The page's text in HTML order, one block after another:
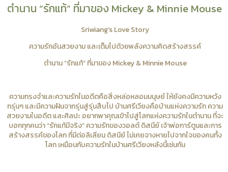
ตำนาน “รักแท้” ที่มาของ Mickey & Minnie Mouse
Sriwiang’s Love Story
ความรักอันสวยงาม และเต็มไปด้วยพลังความคิดสร้างสรรค์
ตำนาน “รักแท้” ที่มาของ Mickey & Minnie Mouse
ความทรงจำและความรักในอดีตคือสิ่งหล่อหลอมมนุษย์ ให้ยังคงมีความหวัง
กรุ่นๆ และมีความฝันจากรุ่นสู่รุ่นสืบไป บ้านศรีเวียงคือบ้านแห่งความรัก ความ
สวยงามในอดีต และศิลปะ อยากพาคุณเข้าไปสู่โลกแห่งความรักในตำนาน ที่จะ
บอกทุกคนว่า “รักแท้มีจริง” ความรักของวอลต์ ดิสนีย์ เจ้าพ่อการ์ตูนและการ
สร้างสรรค์ของโลก ที่มีต่อลิเลียน ดิสนีย์ ไม่เคยจางหายไปจากใจของคนทั้ง
โลก เหมือนกับความรักในบ้านศรีเวียงหลังนี้เช่นกัน